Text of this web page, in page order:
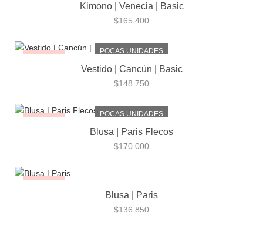
Kimono | Venecia | Basic
$165.400
POCAS UNIDADES
Vestido | Cancún | Basic
$148.750
POCAS UNIDADES
Blusa | Paris Flecos
$170.000
Blusa | Paris
$136.850